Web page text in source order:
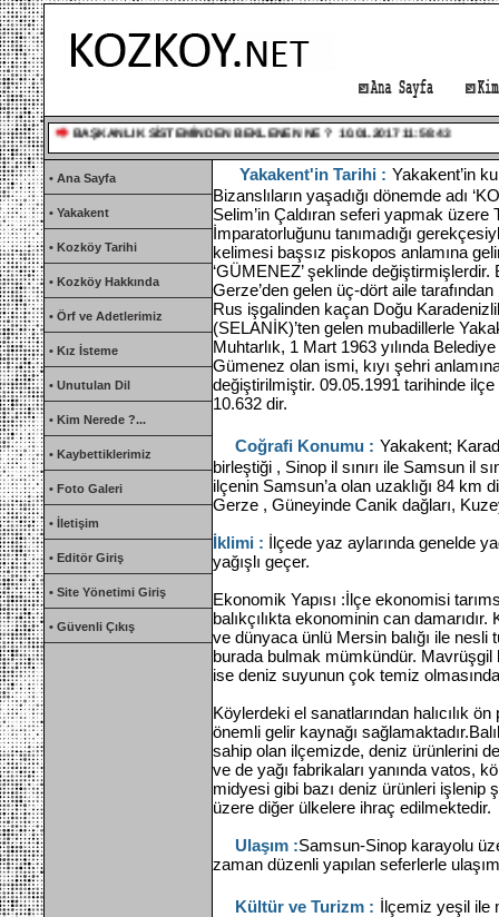
BAŞKANLIK SİSTEMİNDEN BEKLENEN NE ? 10.01.2017 11:58:43
Türkçüler Günü 3.05.2013 18:33:58
ALAÇAM-YAKAKENT TARİHİNDEN KESİTLER 10.04.2012 13:46:46
• Ana Sayfa
• Yakakent
• Kozköy Tarihi
• Kozköy Hakkında
• Örf ve Adetlerimiz
• Kız İsteme
• Unutulan Dil
• Kim Nerede ?...
• Kaybettiklerimiz
• Foto Galeri
• İletişim
• Editör Giriş
• Site Yönetimi Giriş
• Güvenli Çıkış
Yakakent'in Tarihi : Yakakent’in
Bizanslıların yaşadığı dönemde adı
Selim’in Çaldıran seferi yapmak üzere
İmparatorluğunu tanımadığı
kelimesi başsız piskopos anlamına
‘GÜMENEZ’ şeklinde değiştirmişlerdir.
Gerze’den gelen üç-dört aile
Rus işgalinden kaçan Doğu
(SELANİK)’ten gelen mubadillerle
Muhtarlık, 1 Mart 1963 yılında
Gümenez olan ismi, kıyı şehri
değiştirilmiştir. 09.05.1991 tarihinde
10.632 dir.
Coğrafi Konumu : Yakakent;
birleştiği , Sinop il sınırı ile Samsun il
ilçenin Samsun’a olan uzaklığı 84 km
Gerze , Güneyinde Canik dağları,
İklimi : İlçede yaz aylarında genelde
yağışlı geçer.
Ekonomik Yapısı :İlçe ekonomisi
balıkçılıkta ekonominin can
ve dünyaca ünlü Mersin balığı ile nesli
burada bulmak mümkündür. Mavrüşgil
ise deniz suyunun çok temiz
Köylerdeki el sanatlarından halıcılık
önemli gelir kaynağı
sahip olan ilçemizde, deniz ürünlerini
ve de yağı fabrikaları yanında vatos,
midyesi gibi bazı deniz ürünleri işlenip
üzere diğer ülkelere ihraç edilmektedir.
Ulaşım :Samsun-Sinop karayolu
zaman düzenli yapılan seferlerle
Kültür ve Turizm : İlçemiz yeşil ile